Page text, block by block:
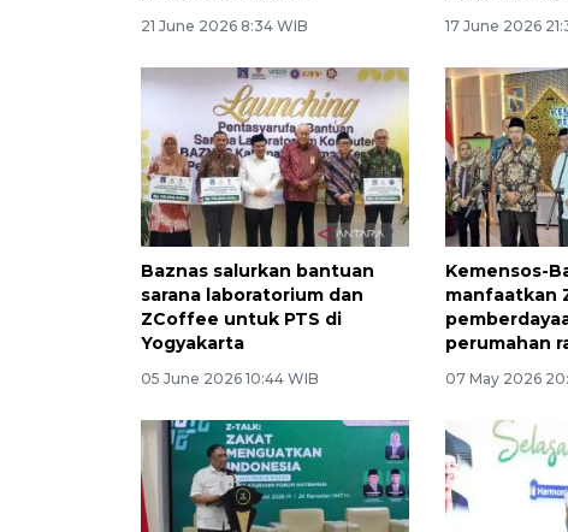
21 June 2026 8:34 WIB 17 June 2026
Baznas salurkan bantuan
sarana laboratorium dan
ZCoffee untuk PTS di
Yogyakarta
05 June 2026 10:44 WIB
Kemensos-
manfaatkan
perumahan
07 May 2026